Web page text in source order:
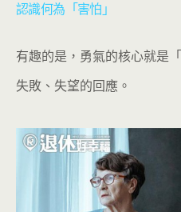
認識何為「害怕」
有趣的是，勇氣的核心就是
失敗、失望的回應。